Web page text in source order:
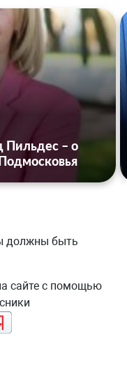
– о
должны быть
сайте с помощью